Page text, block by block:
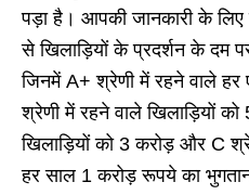
पड़ा है। आपकी जानकारी के
से खिलाड़ियों के प्रदर्शन के दम पर
जिनमें A+ श्रेणी में रहने वाले हर
श्रेणी में रहने वाले खिलाड़ियों
खिलाड़ियों को 3 करोड़ और C
हर साल 1 करोड़ रूपये का